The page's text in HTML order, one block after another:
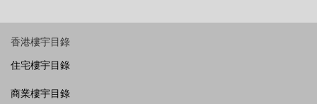
香港樓宇目錄
住宅樓宇目錄
商業樓宇目錄